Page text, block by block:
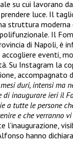
su cui lavorano
luce. Il
struttura
Il
di Napoli, è
eventi,
Su Instagram la
accompagnato
duri, intensi ma
di inaugurare ieri il
a tutte le persone
e che verranno
l’inaugurazione,
hanno